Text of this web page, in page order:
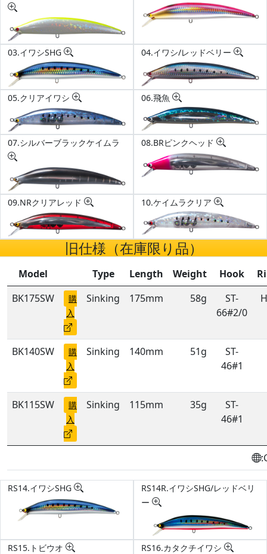
03.イワシSHG 04.イワシ/レッドベリー
05.クリアイワシ 06.飛魚
07.シルバーブラックケイムラ 08.BRピンクヘッド
09.NRクリアレッド 10.ケイムラクリア
旧仕様（在庫限り品）
Model Type Length Weight Hook
BK175SW
購
入
Sinking 175mm 58g
ST-
66#2/0
BK140SW
購
入
Sinking 140mm 51g
ST-
46#1
BK115SW
購
入
Sinking 115mm 35g
ST-
46#1
RS14.イワシSHG
RS14R.イワシSHG/レッドベリ
ー
RS15.トビウオ RS16.カタクチイワシ